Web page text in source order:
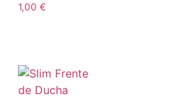
1,00 €